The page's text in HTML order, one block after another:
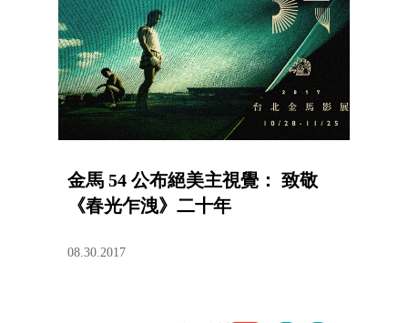
金馬 54 公布絕美主視覺： 致敬
《春光乍洩》二十年
08.30.2017